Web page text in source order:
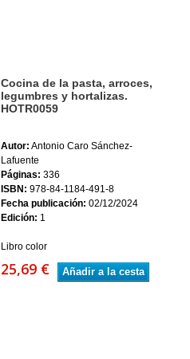
Cocina de la pasta, arroces,
legumbres y hortalizas.
HOTR0059
Autor: Antonio Caro Sánchez-
Lafuente
Páginas: 336
ISBN: 978-84-1184-491-8
Fecha publicación: 02/12/2024
Edición: 1
Libro color
25,69 € Añadir a la cesta